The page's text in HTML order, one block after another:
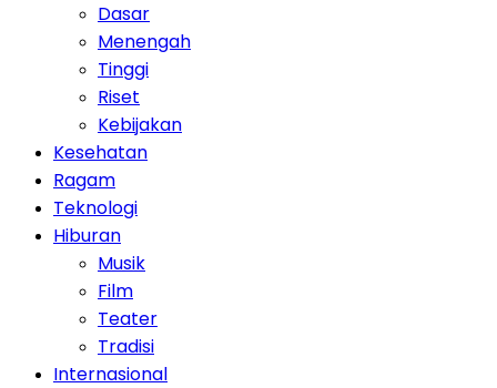
Dasar
Menengah
Tinggi
Riset
Kebijakan
Kesehatan
Ragam
Teknologi
Hiburan
Musik
Film
Teater
Tradisi
Internasional